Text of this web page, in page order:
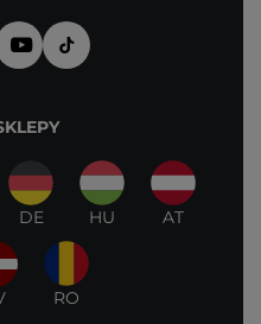
DE HU AT
RO